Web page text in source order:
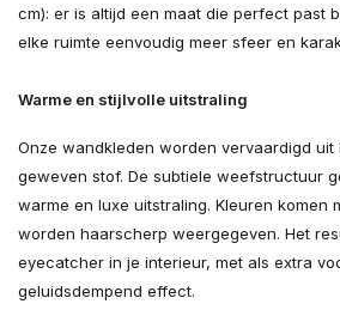
cm): er is altijd een maat die perfect past
elke ruimte eenvoudig meer sfeer en
Warme en stijlvolle uitstraling
Onze wandkleden worden vervaardigd
geweven stof. De subtiele weefstructuur
warme en luxe uitstraling. Kleuren komen
worden haarscherp weergegeven. Het
eyecatcher in je interieur, met als extra
geluidsdempend effect.